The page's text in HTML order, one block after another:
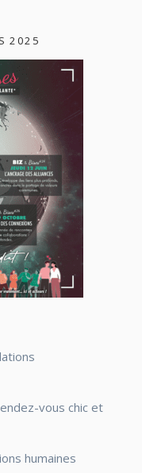
2025
vous chic et
humaines